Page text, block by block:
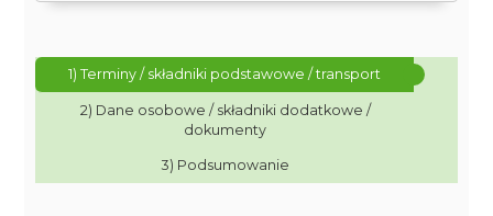
1) Terminy / składniki podstawowe / transport
2) Dane osobowe / składniki dodatkowe /
dokumenty
3) Podsumowanie